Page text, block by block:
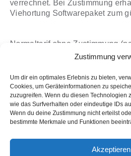
Zustimmung
Um dir ein optimales Erlebnis zu bieten,
Cookies, um Geräteinformationen zu
zuzugreifen. Wenn du diesen Technologien
wie das Surfverhalten oder eindeutige IDs
Wenn du deine Zustimmung nicht erteilst
bestimmte Merkmale und Funktionen
Akzeptieren
verrechnet. Bei Zustimmung
Viehortung Softwarepaket zum
Normaltarif ohne Zustimmung
ev. Aktivierungsgebühr / Preis
€15,98 pro Monat
€10,25 pro
5 Monate 6 Monate
€6,80 pro Monat
€6,42 pro Monat
Vergünstigter Tarif mit
zzgl. ev. Aktivierungsgebühr /